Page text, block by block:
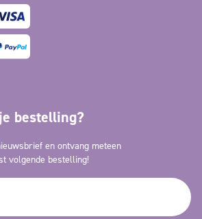
bestelling?
en ontvang meteen
volgende bestelling!